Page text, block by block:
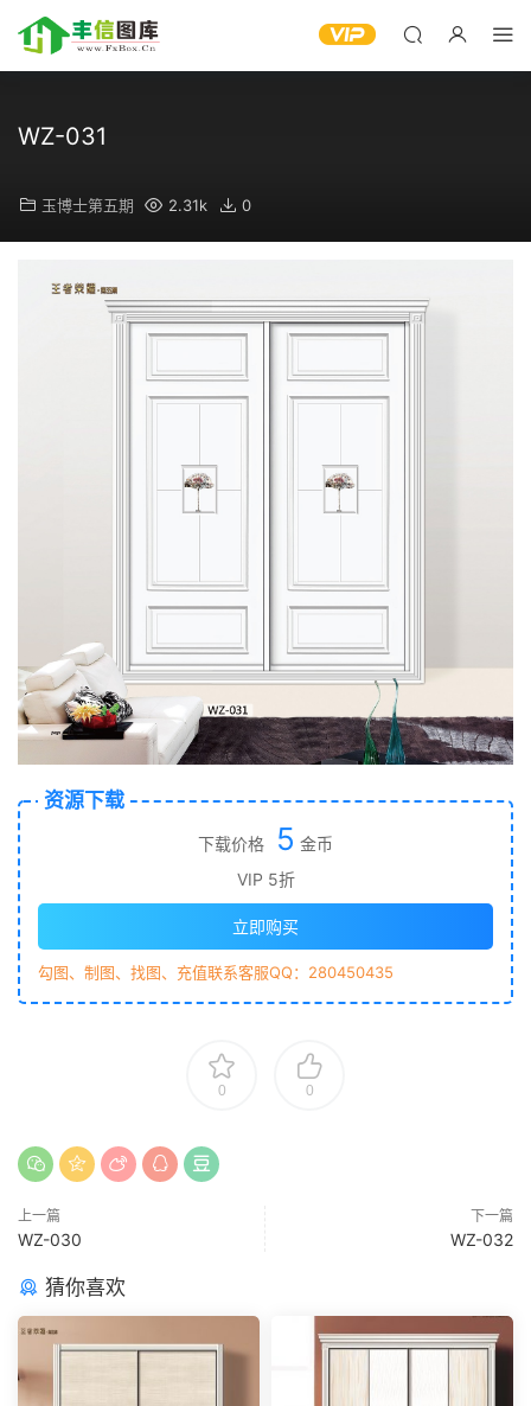
WZ-031
玉博士第五期 2.31k 0
资源下载
下载价格 5 金币
VIP 5折
立即购买
勾图、制图、找图、充值联系客服QQ：280450435
0 0
上一篇
WZ-030
下一篇
WZ-032
猜你喜欢